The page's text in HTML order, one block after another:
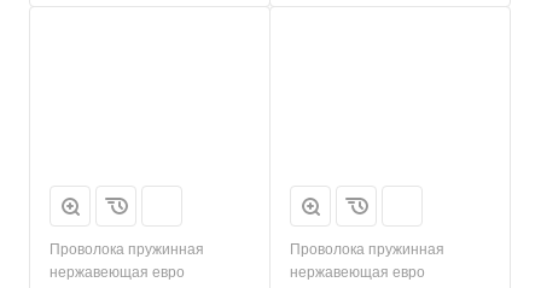
Проволока пружинная
нержавеющая евро
Проволока пружинная
нержавеющая евро